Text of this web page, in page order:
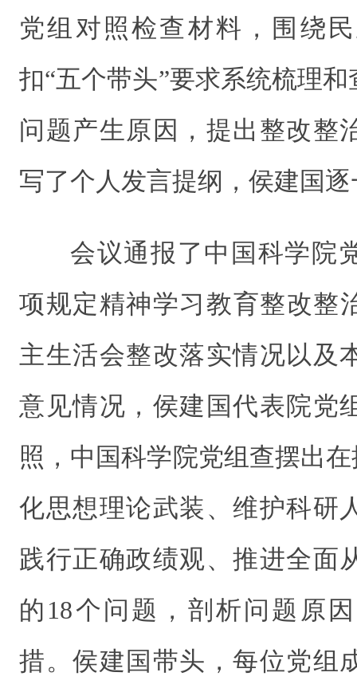
党组对照检查材料，围绕
扣“五个带头”要求系统梳理
问题产生原因，提出整改整
写了个人发言提纲，侯建国
会议通报了中国科学院
项规定精神学习教育整改整
主生活会整改落实情况以及
意见情况，侯建国代表院党
照，中国科学院党组查摆出
化思想理论武装、维护科研
践行正确政绩观、推进全面
的18个问题，剖析问题原
措。侯建国带头，每位党组